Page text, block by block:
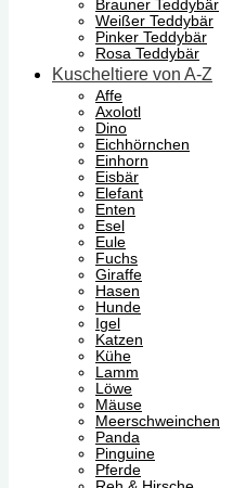
Brauner Teddybär
Weißer Teddybär
Pinker Teddybär
Rosa Teddybär
Kuscheltiere von A-Z
Affe
Axolotl
Dino
Eichhörnchen
Einhorn
Eisbär
Elefant
Enten
Esel
Eule
Fuchs
Giraffe
Hasen
Hunde
Igel
Katzen
Kühe
Lamm
Löwe
Mäuse
Meerschweinchen
Panda
Pinguine
Pferde